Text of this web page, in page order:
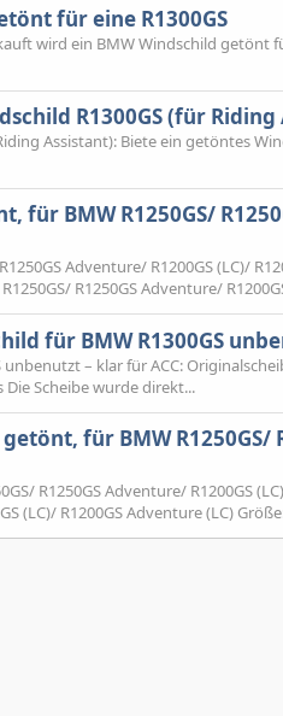
für eine R1300GS
wird ein BMW Windschild getönt
R1300GS (für Riding
Assistant): Biete ein getöntes
BMW R1250GS/
Adventure/ R1200GS (LC)/
R1250GS Adventure/
für BMW R1300GS
– klar für ACC:
Scheibe wurde direkt...
für BMW R1250GS/
R1250GS Adventure/ R1200GS
(LC)/ R1200GS Adventure (LC)